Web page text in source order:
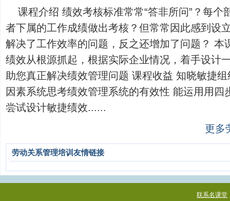
课程介绍 绩效考核标准常常“答非所问”？每个
者下属的工作成绩做出考核？但常常因此感到设
解决了工作效率的问题，反之还增加了问题？ 本
绩效从根源抓起，根据实际企业情况，着手设计
助您真正解决绩效管理问题 课程收益 知晓敏捷
因素系统思考绩效管理系统的有效性 能运用用四
尝试设计敏捷绩效......
更多
劳动关系管理培训友情链接
联系名课堂